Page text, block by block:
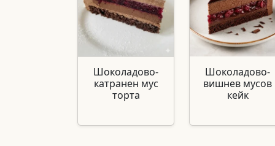
Шоколадово-
катранен мус
торта
Шоколадово-
вишнев мусов
кейк